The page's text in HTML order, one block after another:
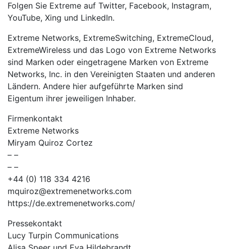
Folgen Sie Extreme auf Twitter, Facebook, Instagram,
YouTube, Xing und LinkedIn.
Extreme Networks, ExtremeSwitching, ExtremeCloud,
ExtremeWireless und das Logo von Extreme Networks
sind Marken oder eingetragene Marken von Extreme
Networks, Inc. in den Vereinigten Staaten und anderen
Ländern. Andere hier aufgeführte Marken sind
Eigentum ihrer jeweiligen Inhaber.
Firmenkontakt
Extreme Networks
Miryam Quiroz Cortez
– –
– –
+44 (0) 118 334 4216
mquiroz@extremenetworks.com
https://de.extremenetworks.com/
Pressekontakt
Lucy Turpin Communications